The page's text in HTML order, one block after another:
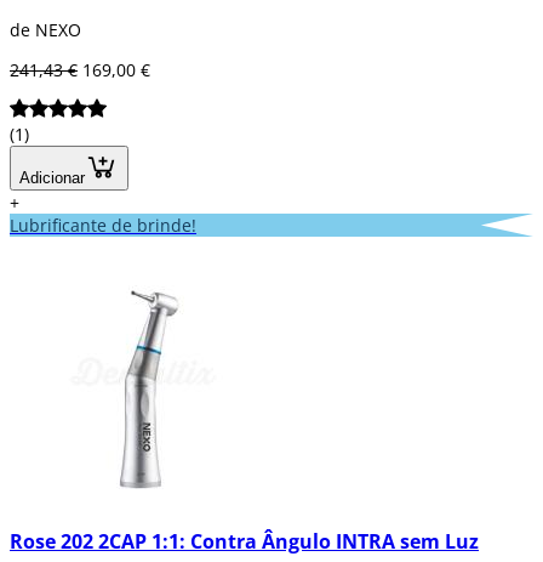
de NEXO
241,43 € 169,00 €
(1)
Adicionar
+
Lubrificante de brinde!
Rose 202 2CAP 1:1: Contra Ângulo INTRA sem Luz